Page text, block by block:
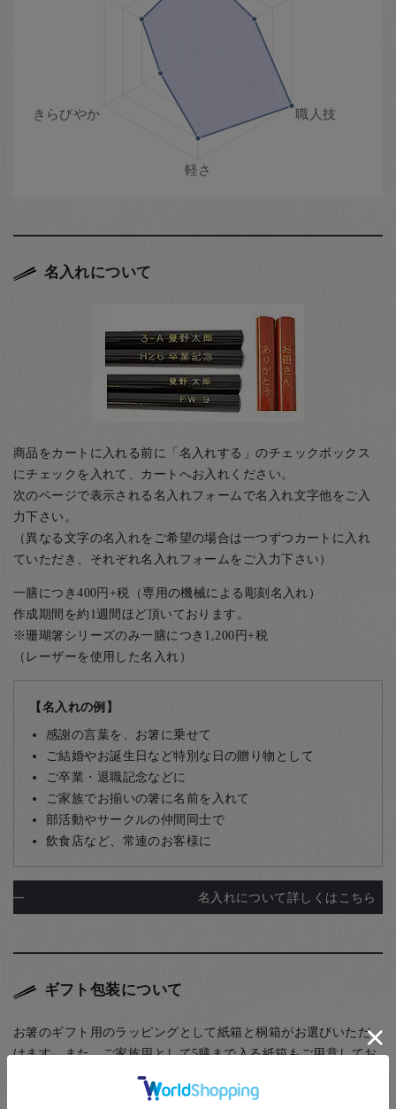
名入れについて
商品をカートに入れる前に「名入れする」のチェックボックス
にチェックを入れて、カートへお入れください。
次のページで表示される名入れフォームで名入れ文字他をご入
力下さい。
（異なる文字の名入れをご希望の場合は一つずつカートに入れ
ていただき、それぞれ名入れフォームをご入力下さい）
一膳につき400円+税（専用の機械による彫刻名入れ）
作成期間を約1週間ほど頂いております。
※珊瑚箸シリーズのみ一膳につき1,200円+税
（レーザーを使用した名入れ）
【名入れの例】
感謝の言葉を、お箸に乗せて
ご結婚やお誕生日など特別な日の贈り物として
ご卒業・退職記念などに
ご家族でお揃いの箸に名前を入れて
部活動やサークルの仲間同士で
飲食店など、常連のお客様に
名入れについて詳しくはこちら
ギフト包装について
お箸のギフト用のラッピングとして紙箱と桐箱がお選びいただ
けます。また、ご家族用として5膳まで入る紙箱もご用意してお
(お子様食器に関してはギフト用・ご自宅用問わず、紙箱(無料)